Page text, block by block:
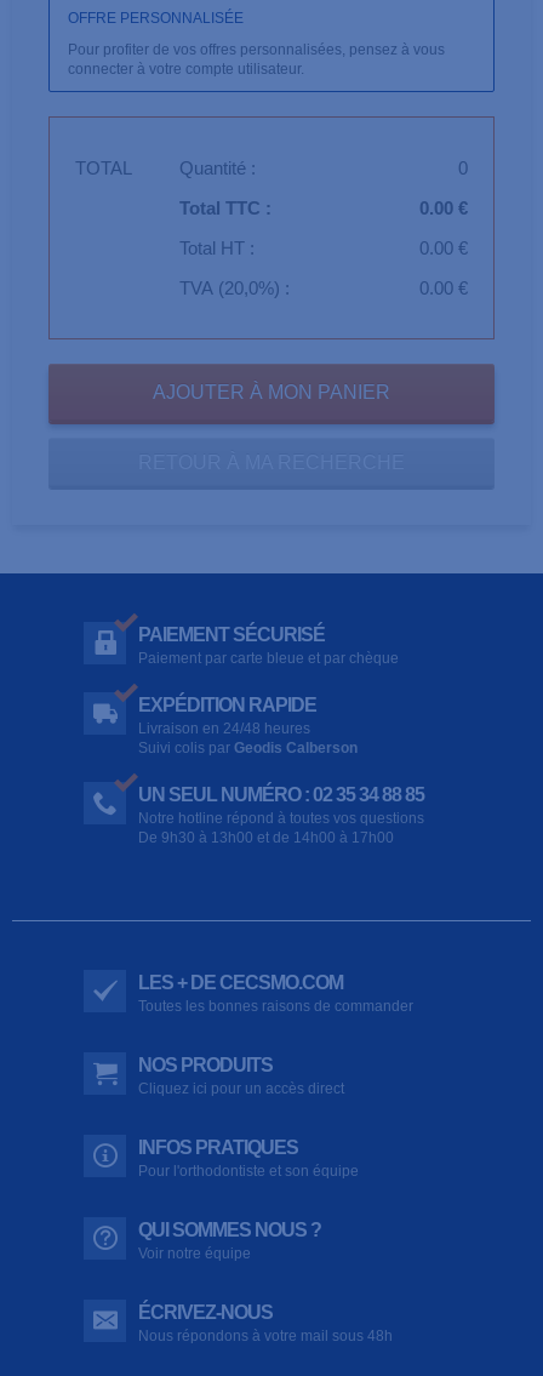
OFFRE PERSONNALISÉE
Pour profiter de vos offres personnalisées, pensez à vous
connecter à votre compte utilisateur.
TOTAL Quantité :
0
Total TTC :
0.00 €
Total HT :
0.00 €
TVA (20,0%) :
0.00 €
PAIEMENT SÉCURISÉ
Paiement par carte bleue et par chèque
EXPÉDITION RAPIDE
Livraison en 24/48 heures
Suivi colis par Geodis Calberson
UN SEUL NUMÉRO : 02 35 34 88 85
Notre hotline répond à toutes vos questions
De 9h30 à 13h00 et de 14h00 à 17h00
LES + DE CECSMO.COM
Toutes les bonnes raisons de commander
NOS PRODUITS
Cliquez ici pour un accès direct
INFOS PRATIQUES
Pour l'orthodontiste et son équipe
QUI SOMMES NOUS ?
Voir notre équipe
ÉCRIVEZ-NOUS
Nous répondons à votre mail sous 48h